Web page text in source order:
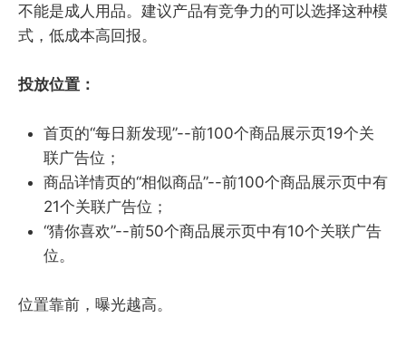
不能是成人用品。建议产品有竞争力的可以选择这种模
式，低成本高回报。
投放位置：
首页的“每日新发现”--前100个商品展示页19个关
联广告位；
商品详情页的“相似商品”--前100个商品展示页中有
21个关联广告位；
“猜你喜欢”--前50个商品展示页中有10个关联广告
位。
位置靠前，曝光越高。